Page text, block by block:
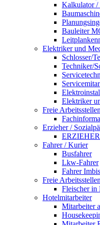
Kalkulator /
Bauleiter
Elektriker und
Schlosser/
Techniker/
Elektriker
Freie
Erzieher /
Fahrer / Kurier
Busfahrer
Lkw-Fahrer
Fahrer
Freie
Fleischer in
Hotelmitarbeiter
Mitarbeiter